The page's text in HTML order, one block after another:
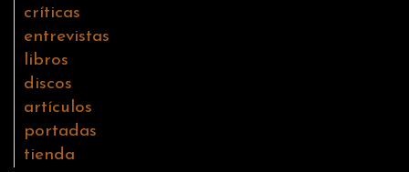
críticas
entrevistas
libros
discos
artículos
portadas
tienda